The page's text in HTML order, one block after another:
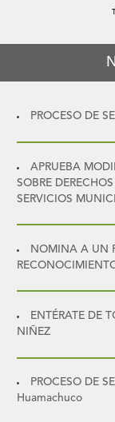
PROCESO DE
APRUEBA
SOBRE
SERVICIOS
NOMINA A UN
ENTÉRATE DE
NIÑEZ
PROCESO DE
Huamachuco